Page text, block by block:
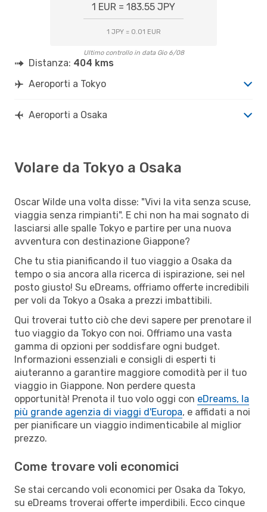
1 EUR = 183.55 JPY
1 JPY = 0.01 EUR
Ultimo controllo in data Gio 6/08
Distanza: 404 kms
Aeroporti a Tokyo
Aeroporti a Osaka
Volare da Tokyo a Osaka
Oscar Wilde una volta disse: "Vivi la vita senza scuse,
viaggia senza rimpianti". E chi non ha mai sognato di
lasciarsi alle spalle Tokyo e partire per una nuova
avventura con destinazione Giappone?
Che tu stia pianificando il tuo viaggio a Osaka da
tempo o sia ancora alla ricerca di ispirazione, sei nel
posto giusto! Su eDreams, offriamo offerte incredibili
per voli da Tokyo a Osaka a prezzi imbattibili.
Qui troverai tutto ciò che devi sapere per prenotare il
tuo viaggio da Tokyo con noi. Offriamo una vasta
gamma di opzioni per soddisfare ogni budget.
Informazioni essenziali e consigli di esperti ti
aiuteranno a garantire maggiore comodità per il tuo
viaggio in Giappone. Non perdere questa
opportunità! Prenota il tuo volo oggi con eDreams, la
più grande agenzia di viaggi d'Europa, e affidati a noi
per pianificare un viaggio indimenticabile al miglior
prezzo.
Come trovare voli economici
Se stai cercando voli economici per Osaka da Tokyo,
su eDreams troverai offerte imperdibili. Ecco cinque